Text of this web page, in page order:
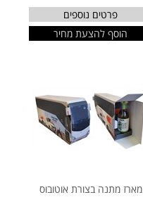
פרטים נוספים
הוסף להצעת מחיר
מארז מתנה בצורת אוטובוס